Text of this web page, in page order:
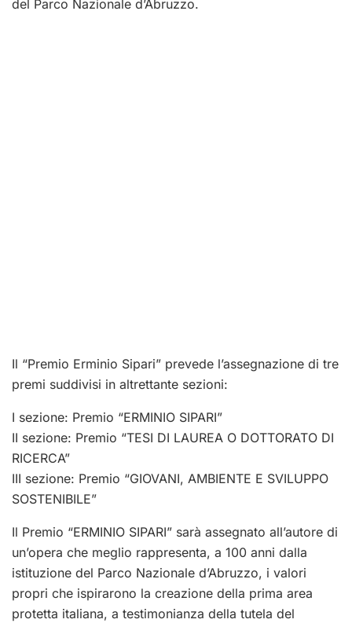
del Parco Nazionale d’Abruzzo.
Il “Premio Erminio Sipari” prevede l’assegnazione di tre
premi suddivisi in altrettante sezioni:
I sezione: Premio “ERMINIO SIPARI”
II sezione: Premio “TESI DI LAUREA O DOTTORATO DI
RICERCA”
III sezione: Premio “GIOVANI, AMBIENTE E SVILUPPO
SOSTENIBILE”
Il Premio “ERMINIO SIPARI” sarà assegnato all’autore di
un’opera che meglio rappresenta, a 100 anni dalla
istituzione del Parco Nazionale d’Abruzzo, i valori
propri che ispirarono la creazione della prima area
protetta italiana, a testimonianza della tutela del